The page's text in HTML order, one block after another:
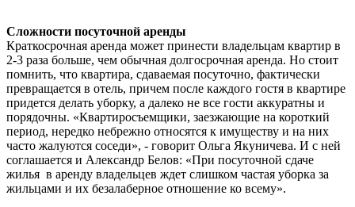
Сложности посуточной аренды
Краткосрочная аренда может принести владельцам квартир в
2-3 раза больше, чем обычная долгосрочная аренда. Но стоит
помнить, что квартира, сдаваемая посуточно, фактически
превращается в отель, причем после каждого гостя в квартире
придется делать уборку, а далеко не все гости аккуратны и
порядочны. «Квартиросъемщики, заезжающие на короткий
период, нередко небрежно относятся к имуществу и на них
часто жалуются соседи», - говорит Ольга Якуничева. И с ней
соглашается и Александр Белов: «При посуточной сдаче
жилья в аренду владельцев ждет слишком частая уборка за
жильцами и их безалаберное отношение ко всему».